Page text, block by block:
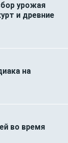
урожая
и древние
на
во время